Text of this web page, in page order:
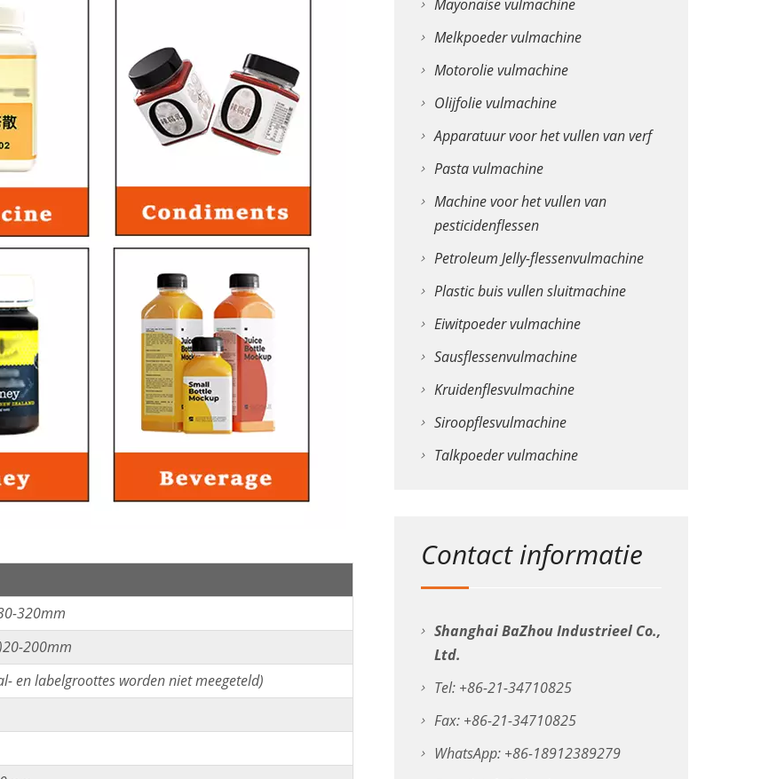
320mm
200mm
en labelgroottes worden niet meegeteld)
Mayonaise vulmachine
Melkpoeder vulmachine
Motorolie vulmachine
Olijfolie vulmachine
Apparatuur voor het vullen van verf
Pasta vulmachine
Machine voor het vullen van
pesticidenflessen
Petroleum Jelly-flessenvulmachine
Plastic buis vullen sluitmachine
Eiwitpoeder vulmachine
Sausflessenvulmachine
Kruidenflesvulmachine
Siroopflesvulmachine
Talkpoeder vulmachine
Contact informatie
Shanghai BaZhou Industrieel Co.,
Ltd.
Tel: +86-21-34710825
Fax: +86-21-34710825
WhatsApp: +86-18912389279